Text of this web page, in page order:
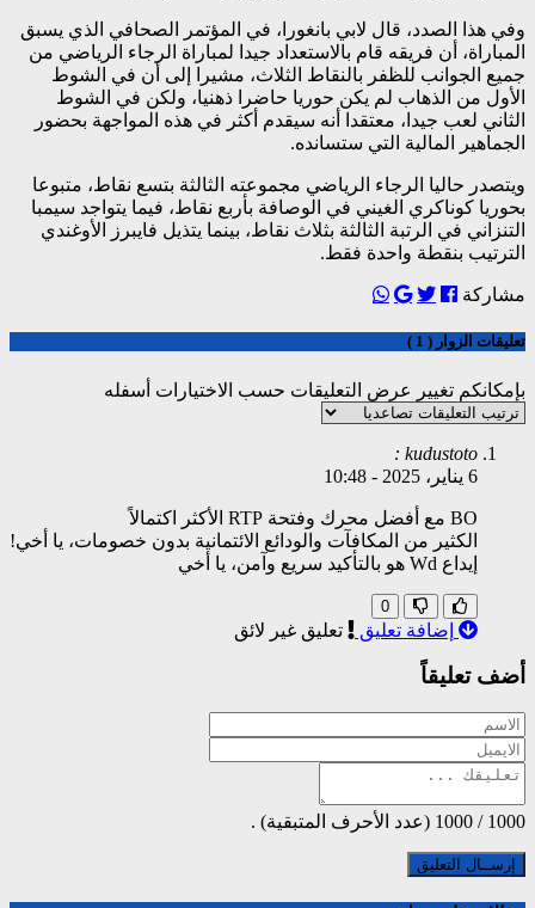
وفي هذا الصدد، قال لابي بانغورا، في المؤتمر الصحافي الذي يسبق
المباراة، أن فريقه قام بالاستعداد جيدا لمباراة الرجاء الرياضي من
جميع الجوانب للظفر بالنقاط الثلاث، مشيرا إلى أن في الشوط
الأول من الذهاب لم يكن حوريا حاضرا ذهنيا، ولكن في الشوط
الثاني لعب جيدا، معتقدا أنه سيقدم أكثر في هذه المواجهة بحضور
الجماهير المالية التي ستسانده.
ويتصدر حاليا الرجاء الرياضي مجموعته الثالثة بتسع نقاط، متبوعا
بحوريا كوناكري الغيني في الوصافة بأربع نقاط، فيما يتواجد سيمبا
التنزاني في الرتبة الثالثة بثلاث نقاط، بينما يتذيل فايبرز الأوغندي
الترتيب بنقطة واحدة فقط.
مشاركة
تعليقات الزوار ( 1 )
بإمكانكم تغيير عرض التعليقات حسب الاختيارات أسفله
kudustoto :
6 يناير، 2025
-
10:48
BO مع أفضل محرك وفتحة RTP الأكثر اكتمالاً
الكثير من المكافآت والودائع الائتمانية بدون خصومات، يا أخي!
إيداع Wd هو بالتأكيد سريع وآمن، يا أخي
0
إضافة تعليق تعليق غير لائق
أضف تعليقاً
1000
/
1000 (عدد الأحرف المتبقية) .